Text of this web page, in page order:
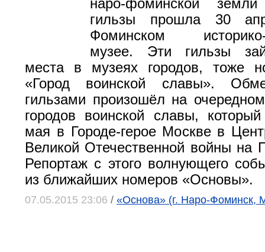
наро-фоминской
гильзы прошла 30
Фоминском историко-
музее. Эти гильзы
места в музеях городов, тоже
«Город воинской славы».
гильзами произошёл на
городов воинской славы,
мая в Городе-герое Москве в
Великой Отечественной войны на
Репортаж с этого волнующего
из ближайших номеров «Основы».
07.05.2015 23:06 / «Основа» (г. Наро-Фоминск,